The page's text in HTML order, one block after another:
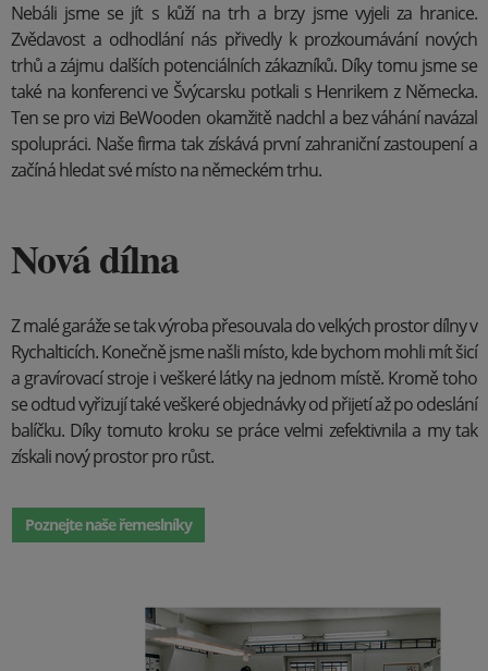
Nebáli jsme se jít s kůží na trh a brzy jsme vyjeli za hranice.
Zvědavost a odhodlání nás přivedly k prozkoumávání nových
trhů a zájmu dalších potenciálních zákazníků. Díky tomu jsme se
také na konferenci ve Švýcarsku potkali s Henrikem z Německa.
Ten se pro vizi BeWooden okamžitě nadchl a bez váhání navázal
spolupráci. Naše firma tak získává první zahraniční zastoupení a
začíná hledat své místo na německém trhu.
Nová dílna
Z malé garáže se tak výroba přesouvala do velkých prostor dílny v
Rychalticích. Konečně jsme našli místo, kde bychom mohli mít šicí
a gravírovací stroje i veškeré látky na jednom místě. Kromě toho
se odtud vyřizují také veškeré objednávky od přijetí až po odeslání
balíčku. Díky tomuto kroku se práce velmi zefektivnila a my tak
získali nový prostor pro růst.
Poznejte naše řemeslníky